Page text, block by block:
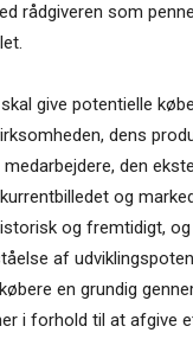
rådgiveren som
give potentielle
dens
den
og
og fremtidigt,
af
en grundig
i forhold til at afgive